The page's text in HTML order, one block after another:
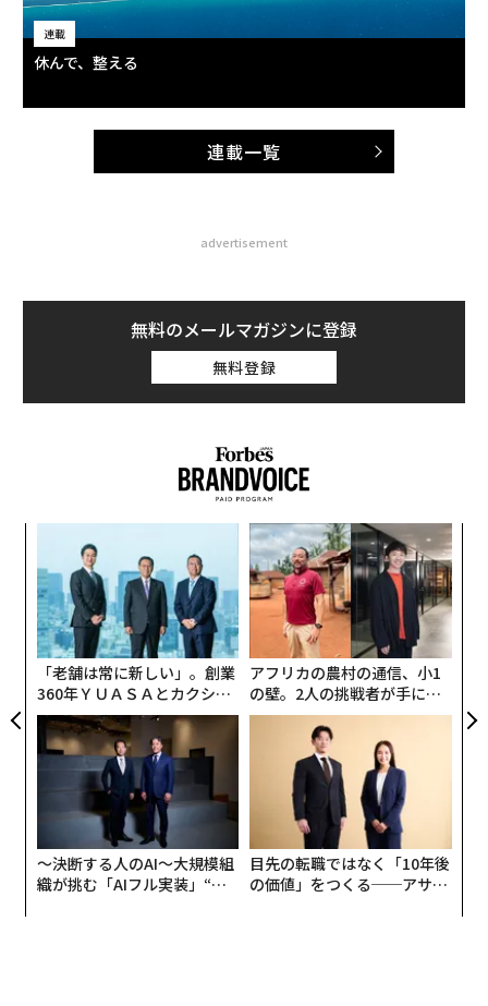
連載
休んで、整える
連載一覧
advertisement
無料のメールマガジンに登録
無料登録
「老舗は常に新しい」。創業
360年ＹＵＡＳＡとカクシン
CEO田尻望が語る、AIを超え
る人の価値
アフリカの農村の通信、小1
の壁。2人の挑戦者が手にし
た「次なる武器」
〜決断する人のAI〜大規模組
織が挑む「AIフル実装」“使
目先の転職ではなく「10年後
の価値」をつくる──アサイ